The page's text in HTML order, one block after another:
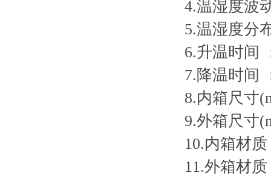
4.温湿度波
5.温湿度分
6.升温时间
7.降温时间
8.内箱尺寸
9.外箱尺寸
10.内箱材
11.外箱材